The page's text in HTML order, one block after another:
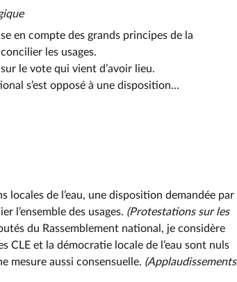
en compte des grands principes de la
les usages.
le vote qui vient d’avoir lieu.
s’est opposé à une disposition…
locales de l’eau, une disposition demandée par
l’ensemble des usages. (Protestations sur les
du Rassemblement national, je considère
CLE et la démocratie locale de l’eau sont nuls
mesure aussi consensuelle. (Applaudissements